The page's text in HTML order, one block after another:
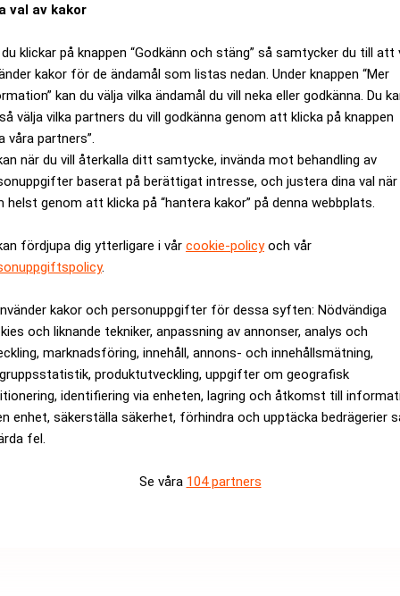
val av kakor
klickar på knappen “Godkänn och stäng” så samtycker du till att
kakor för de ändamål som listas nedan. Under knappen “Mer
kan du välja vilka ändamål du vill neka eller godkänna. Du
välja vilka partners du vill godkänna genom att klicka på knappen
våra partners”.
när du vill återkalla ditt samtycke, invända mot behandling av
baserat på berättigat intresse, och justera dina val när
helst genom att klicka på “hantera kakor” på denna webbplats.
fördjupa dig ytterligare i vår cookie-policyoch vår
.
kakor och personuppgifter för dessa syften: Nödvändiga
och liknande tekniker, anpassning av annonser, analys och
marknadsföring, innehåll, annons- och innehållsmätning,
produktutveckling, uppgifter om geografisk
identifiering via enheten, lagring och åtkomst till
enhet, säkerställa säkerhet, förhindra och upptäcka bedrägerier
fel.
Se våra 104 partners
på Dow Jones Sustainability Group index. De som
H&M, SKF och Volvo.
de utvalda globala företag som bedöms uppfylla de nya
värden som etik, miljö, kompetens och engagemang är
AB.
noggranna analyser av flera tusen bolag världen över. Vid
ekonomiska, sociala och miljömässiga aspekter i bolagets
policies och bolagsstyrning.
är kostnadsfritt: Prenumerera
Medarbetare inom Intern